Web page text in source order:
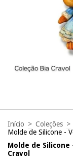
Início > Coleções >
Molde de Silicone -
Molde de Silicone
Cravol